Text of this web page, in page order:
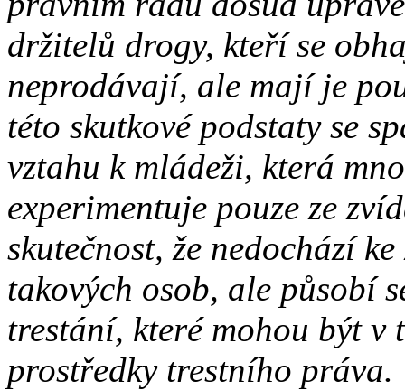
držitelů drogy, kteří se
neprodávají, ale mají je
této skutkové podstaty se
vztahu k mládeži, která
experimentuje pouze ze
skutečnost, že nedochází
takových osob, ale působí
trestání, které mohou být v
prostředky trestního práva.